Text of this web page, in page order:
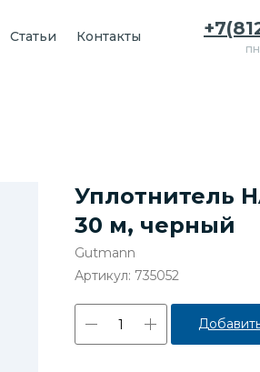
Статьи Контакты
Уплотнитель
30 м, черный
Gutmann
Артикул: 735052